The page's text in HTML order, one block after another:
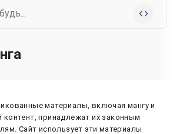
материалы, включая мангу и
контент, принадлежат их законным
Сайт использует эти материалы